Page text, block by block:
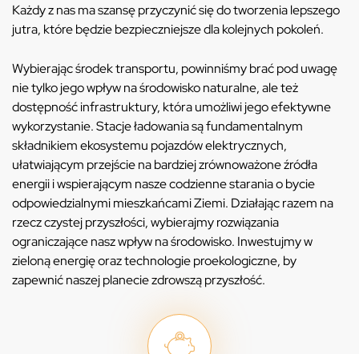
Każdy z nas ma szansę przyczynić się do tworzenia lepszego
jutra, które będzie bezpieczniejsze dla kolejnych pokoleń.
Wybierając środek transportu, powinniśmy brać pod uwagę
nie tylko jego wpływ na środowisko naturalne, ale też
dostępność infrastruktury, która umożliwi jego efektywne
wykorzystanie. Stacje ładowania są fundamentalnym
składnikiem ekosystemu pojazdów elektrycznych,
ułatwiającym przejście na bardziej zrównoważone źródła
energii i wspierającym nasze codzienne starania o bycie
odpowiedzialnymi mieszkańcami Ziemi. Działając razem na
rzecz czystej przyszłości, wybierajmy rozwiązania
ograniczające nasz wpływ na środowisko. Inwestujmy w
zieloną energię oraz technologie proekologiczne, by
zapewnić naszej planecie zdrowszą przyszłość.